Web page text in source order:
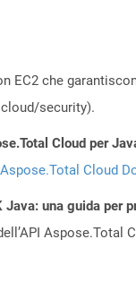
EC2 che
security).
Cloud per
Aspose.Total Cloud
Java: una guida per